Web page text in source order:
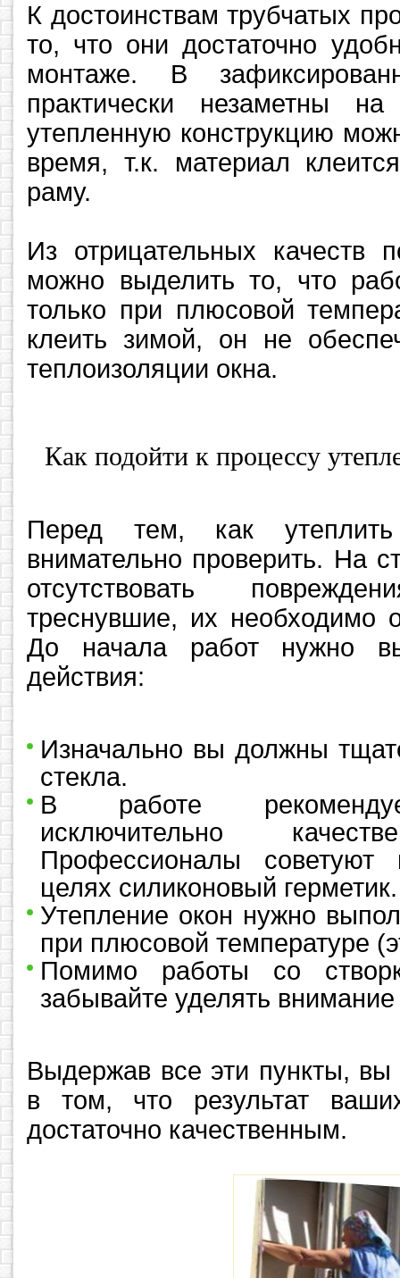
К достоинствам трубчатых
то, что они достаточно
монтаже. В
практически незаметны
утепленную конструкцию
время, т.к. материал
раму.
Из отрицательных качеств
можно выделить то, что
только при плюсовой
клеить зимой, он не
теплоизоляции окна.
Как подойти к процессу
Перед тем, как
внимательно проверить. На
отсутствовать
треснувшие, их необходимо
До начала работ нужно
действия:
Изначально вы должны
стекла.
В работе
исключительно
Профессионалы советуют
целях силиконовый герметик.
Утепление окон нужно
при плюсовой температуре
Помимо работы со
забывайте уделять
Выдержав все эти пункты,
в том, что результат
достаточно качественным.